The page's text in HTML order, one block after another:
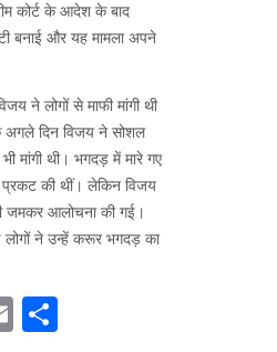
कोर्ट के आदेश के बाद
बनाई और यह मामला अपने
ने लोगों से माफी मांगी थी
दिन विजय ने सोशल
भी मांगी थी। भगदड़ में मारे गए
प्रकट की थीं। लेकिन विजय
जमकर आलोचना की गई।
लोगों ने उन्हें करूर भगदड़ का
Email